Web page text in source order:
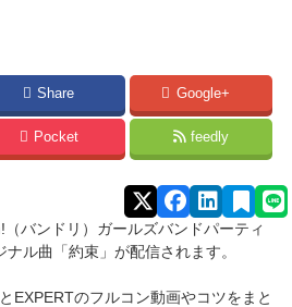
Share Google+
Pocket feedly
バンドリ）ガールズバンドパーティ
ル曲「約束」が配信されます。
EXPERTのフルコン動画やコツをまと